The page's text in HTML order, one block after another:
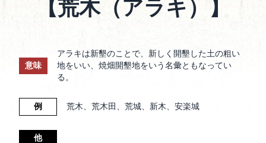
【荒木（アラキ）】
意味
アラキは新墾のことで、新しく開墾した土の粗い
地をいい、焼畑開墾地をいう名彙ともなってい
る。
例 荒木、荒木田、荒城、新木、安楽城
他